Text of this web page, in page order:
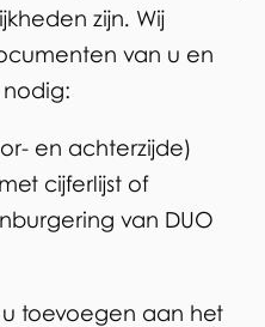
zijn. Wij
van u en
en achterzijde)
cijferlijst of
van DUO
toevoegen aan het